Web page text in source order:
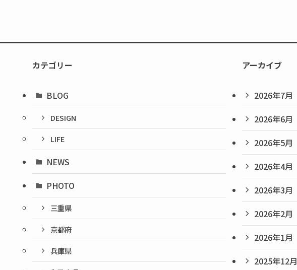
カテゴリー
BLOG
DESIGN
LIFE
NEWS
PHOTO
三重県
京都府
兵庫県
アーカイブ
2026年7月
2026年6月
2026年5月
2026年4月
2026年3月
2026年2月
2026年1月
2025年12月